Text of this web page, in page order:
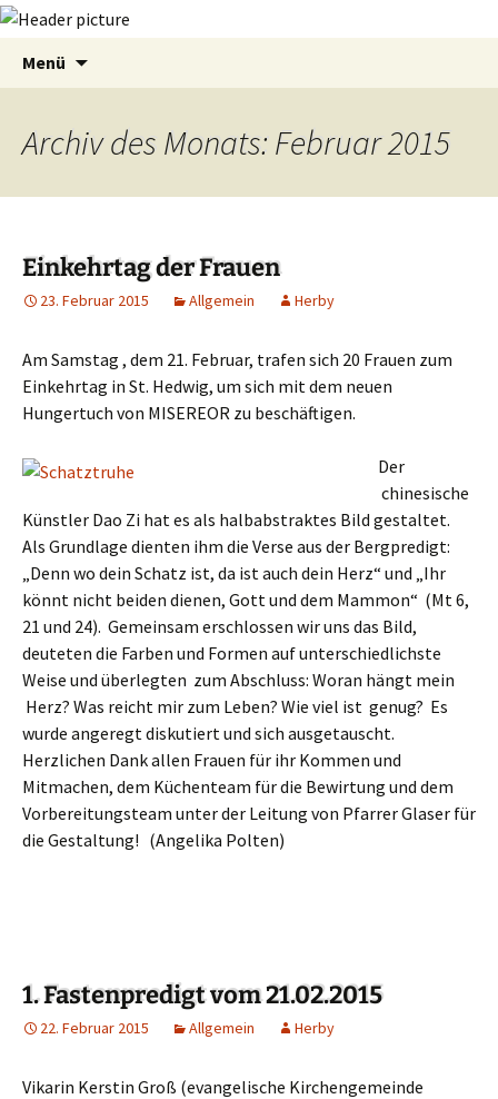
Menü
Archiv des Monats: Februar 2015
Einkehrtag der Frauen
23. Februar 2015 Allgemein Herby
Am Samstag , dem 21. Februar, trafen sich 20 Frauen zum
Einkehrtag in St. Hedwig, um sich mit dem neuen
Hungertuch von MISEREOR zu beschäftigen.
Der
chinesische
Künstler Dao Zi hat es als halbabstraktes Bild gestaltet.
Als Grundlage dienten ihm die Verse aus der Bergpredigt:
„Denn wo dein Schatz ist, da ist auch dein Herz“ und „Ihr
könnt nicht beiden dienen, Gott und dem Mammon“ (Mt 6,
21 und 24). Gemeinsam erschlossen wir uns das Bild,
deuteten die Farben und Formen auf unterschiedlichste
Weise und überlegten zum Abschluss: Woran hängt mein
Herz? Was reicht mir zum Leben? Wie viel ist genug? Es
wurde angeregt diskutiert und sich ausgetauscht.
Herzlichen Dank allen Frauen für ihr Kommen und
Mitmachen, dem Küchenteam für die Bewirtung und dem
Vorbereitungsteam unter der Leitung von Pfarrer Glaser für
die Gestaltung! (Angelika Polten)
1. Fastenpredigt vom 21.02.2015
22. Februar 2015 Allgemein Herby
Vikarin Kerstin Groß (evangelische Kirchengemeinde